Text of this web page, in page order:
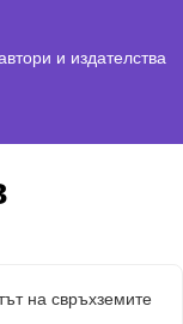
и издателства
на свръхземите